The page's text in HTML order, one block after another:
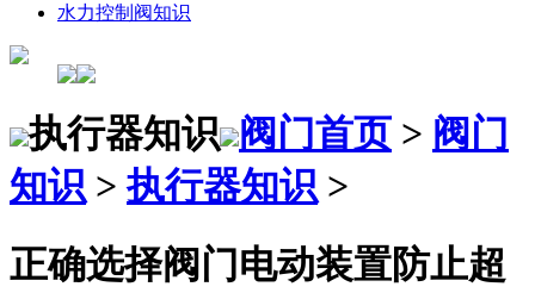
水力控制阀知识
执行器知识 阀门首页 > 阀门
知识 >执行器知识 >
正确选择阀门电动装置防止超